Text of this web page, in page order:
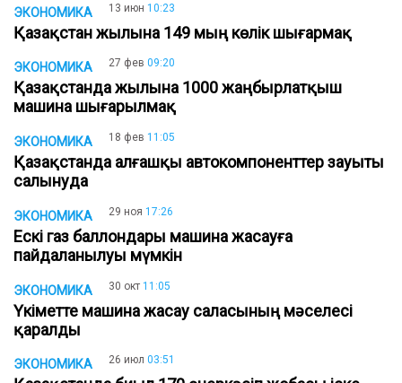
ЭКОНОМИКА 13 июн 10:23
Қазақстан жылына 149 мың көлік шығармақ
ЭКОНОМИКА 27 фев 09:20
Қазақстанда жылына 1000 жаңбырлатқыш
машина шығарылмақ
ЭКОНОМИКА 18 фев 11:05
Қазақстанда алғашқы автокомпоненттер зауыты
салынуда
ЭКОНОМИКА 29 ноя 17:26
Ескі газ баллондары машина жасауға
пайдаланылуы мүмкін
ЭКОНОМИКА 30 окт 11:05
Үкіметте машина жасау саласының мәселесі
қаралды
ЭКОНОМИКА 26 июл 03:51